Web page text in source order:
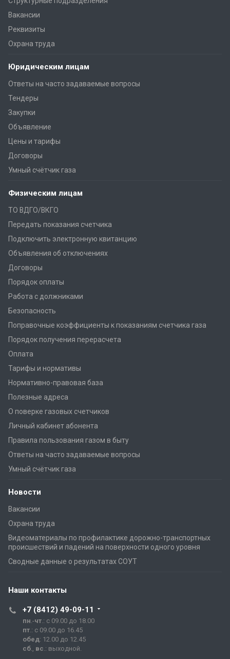
Вакансии
Реквизиты
Охрана труда
Юридическим лицам
Ответы на часто задаваемые вопросы
Тендеры
Закупки
Объявление
Цены и тарифы
Договоры
Умный счётчик газа
Физическим лицам
ТО ВДГО/ВКГО
Передать показания счетчика
Подключить электронную квитанцию
Объявления об отключениях
Договоры
Порядок оплаты
Работа с должниками
Безопасность
Поправочные коэффициенты к показаниям счетчика газа
Порядок получения перерасчета
Оплата
Тарифы и нормативы
Нормативно-правовая база
Полезные адреса
О поверке газовых счетчиков
Личный кабинет абонента
Правила пользования газом в быту
Ответы на часто задаваемые вопросы
Умный счётчик газа
Новости
Вакансии
Охрана труда
Видеоматериалы по профилактике дорожно-транспортных
происшествий и падений на поверхности одного уровня
Сводные данные о результатах СОУТ
Наши контакты
+7 (8412) 49-09-11
пн .-чт .: с 09.00 до 18.00
пт .: с 09.00 до 16.45
обед: 12.00 до 12.45
сб
вс .: выходной.